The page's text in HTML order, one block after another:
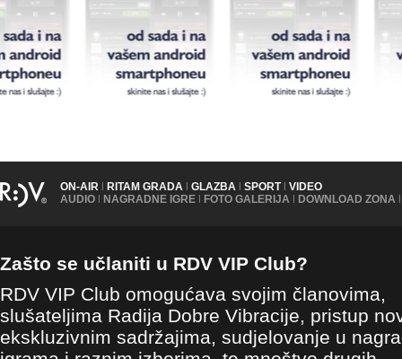
ON-AIR | RITAM GRADA | GLAZBA | SPORT | VIDEO
AUDIO | NAGRADNE IGRE | FOTO GALERIJA | DOWNLOAD ZONA |
Zašto se učlaniti u RDV VIP Club?
RDV VIP Club omogućava svojim članovima,
slušateljima Radija Dobre Vibracije, pristup
ekskluzivnim sadržajima, sudjelovanje u